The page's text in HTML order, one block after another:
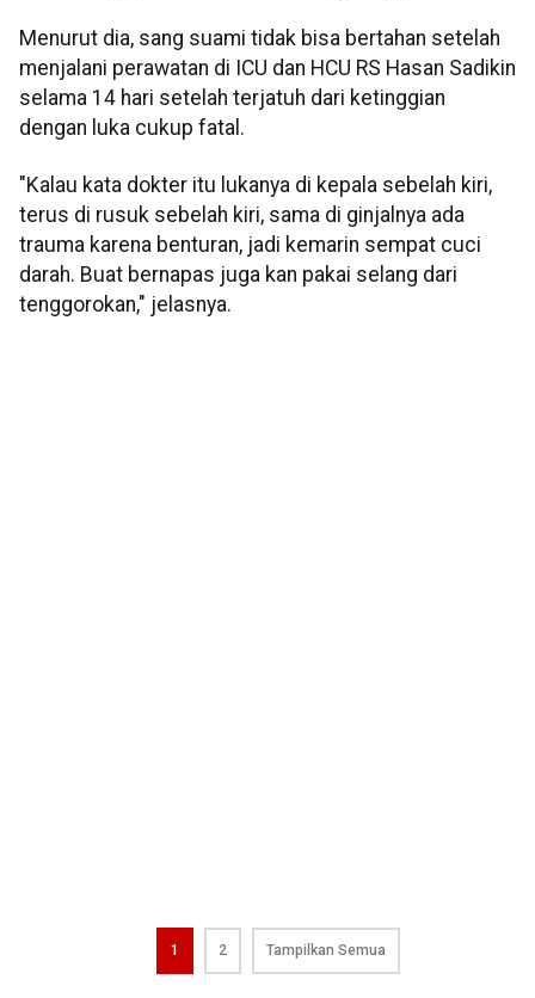
Menurut dia, sang suami tidak bisa bertahan setelah
menjalani perawatan di ICU dan HCU RS Hasan Sadikin
selama 14 hari setelah terjatuh dari ketinggian
dengan luka cukup fatal.
"Kalau kata dokter itu lukanya di kepala sebelah kiri,
terus di rusuk sebelah kiri, sama di ginjalnya ada
trauma karena benturan, jadi kemarin sempat cuci
darah. Buat bernapas juga kan pakai selang dari
tenggorokan," jelasnya.
1 2 Tampilkan Semua